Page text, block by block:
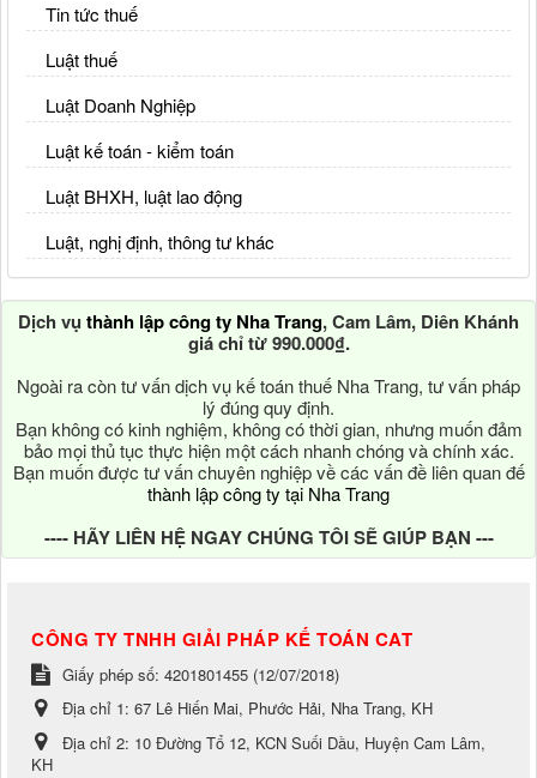
Tin tức thuế
Luật thuế
Luật Doanh Nghiệp
Luật kế toán - kiểm toán
Luật BHXH, luật lao động
Luật, nghị định, thông tư khác
Dịch vụ thành lập công ty Nha Trang, Cam Lâm, Diên Khánh
giá chỉ từ 990.000₫.
Ngoài ra còn tư vấn dịch vụ kế toán thuế Nha Trang, tư vấn pháp
lý đúng quy định.
Bạn không có kinh nghiệm, không có thời gian, nhưng muốn đảm
bảo mọi thủ tục thực hiện một cách nhanh chóng và chính xác.
Bạn muốn được tư vấn chuyên nghiệp về các vấn đề liên quan đế
thành lập công ty tại Nha Trang
---- HÃY LIÊN HỆ NGAY CHÚNG TÔI SẼ GIÚP BẠN ---
CÔNG TY TNHH GIẢI PHÁP KẾ TOÁN CAT
Giấy phép số: 4201801455 (12/07/2018)
Địa chỉ 1: 67 Lê Hiến Mai, Phước Hải, Nha Trang, KH
Địa chỉ 2: 10 Đường Tổ 12, KCN Suối Dầu, Huyện Cam Lâm,
KH